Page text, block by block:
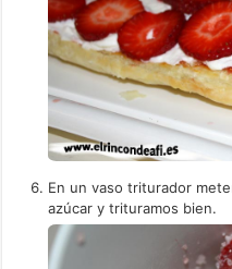
En un vaso triturador
azúcar y trituramos bien.